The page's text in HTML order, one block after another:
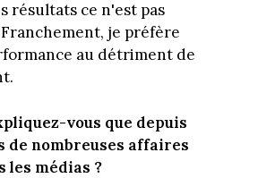
résultats ce n'est pas
je préfère
au détriment de
vous que depuis
de nombreuses affaires
les médias ?